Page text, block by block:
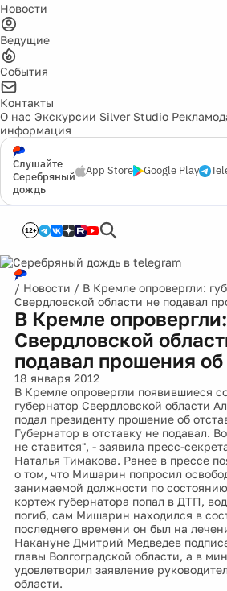
Новости
Ведущие
События
Контакты
О нас Экскурсии Silver Studio
информация
Слушайте
Серебряный
дождь
App Store Google Play
12+
/ Новости / В Кремле опровергли:
Свердловской области не подавал
В Кремле
Свердловской
подавал прошения об
18 января 2012
В Кремле опровергли появившиеся
губернатор Свердловской области
подал президенту прошение об
Губернатор в отставку не подавал.
не ставится", - заявила пресс-
Наталья Тимакова. Ранее в прессе
о том, что Мишарин попросил
занимаемой должности по
кортеж губернатора попал в ДТП,
погиб, сам Мишарин находился в
последнего времени он был на
Накануне Дмитрий Медведев
главы Волгоградской области, а в
удовлетворил заявление
области.